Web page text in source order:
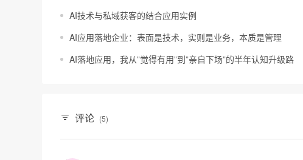
AI技术与私域获客的结合应用实例
AI应用落地企业：表面是技术，实则是业务，本质是管理
AI落地应用，我从”觉得有用”到”亲自下场”的半年认知升级路
评论 (5)